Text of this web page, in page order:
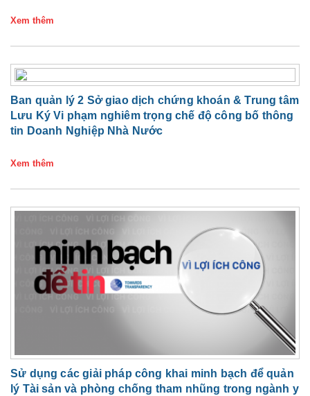
Xem thêm
Ban quản lý 2 Sở giao dịch chứng khoán & Trung tâm
Lưu Ký Vi phạm nghiêm trọng chế độ công bố thông
tin Doanh Nghiệp Nhà Nước
Xem thêm
Sử dụng các giải pháp công khai minh bạch để quản
lý Tài sản và phòng chống tham nhũng trong ngành y